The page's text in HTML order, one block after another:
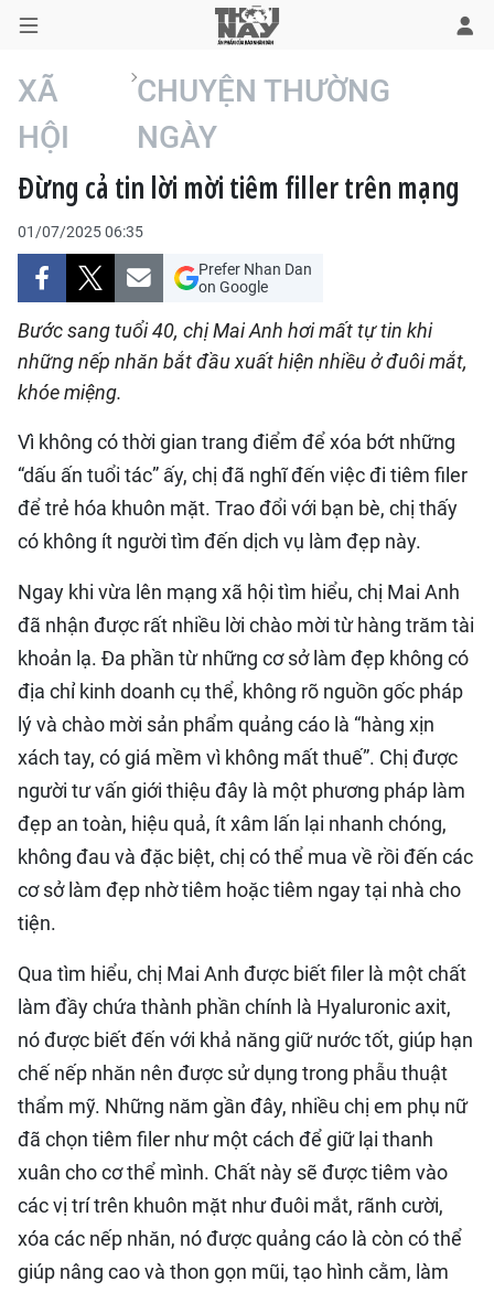
TRANG CHỦ
THỜI SỰ
CHÍNH TRỊ
XÃ HỘI
KINH TẾ
VĂN HÓA - VĂN NGHỆ
QUỐC TẾ
DU LỊCH
HỒ SƠ - TƯ LIỆU
NHÂN DÂN ĐIỆN TỬ
NHÂN DÂN HẰNG THÁNG
NHÂN DÂN CUỐI TUẦN
XÃ
HỘI
CHUYỆN THƯỜNG
NGÀY
Đừng cả tin lời mời tiêm filler trên mạng
01/07/2025 06:35
Prefer Nhan Dan
on Google
Bước sang tuổi 40, chị Mai Anh hơi mất tự tin khi
những nếp nhăn bắt đầu xuất hiện nhiều ở đuôi mắt,
khóe miệng.
Vì không có thời gian trang điểm để xóa bớt những
“dấu ấn tuổi tác” ấy, chị đã nghĩ đến việc đi tiêm filer
để trẻ hóa khuôn mặt. Trao đổi với bạn bè, chị thấy
có không ít người tìm đến dịch vụ làm đẹp này.
Ngay khi vừa lên mạng xã hội tìm hiểu, chị Mai Anh
đã nhận được rất nhiều lời chào mời từ hàng trăm tài
khoản lạ. Đa phần từ những cơ sở làm đẹp không có
địa chỉ kinh doanh cụ thể, không rõ nguồn gốc pháp
lý và chào mời sản phẩm quảng cáo là “hàng xịn
xách tay, có giá mềm vì không mất thuế”. Chị được
người tư vấn giới thiệu đây là một phương pháp làm
đẹp an toàn, hiệu quả, ít xâm lấn lại nhanh chóng,
không đau và đặc biệt, chị có thể mua về rồi đến các
cơ sở làm đẹp nhờ tiêm hoặc tiêm ngay tại nhà cho
tiện.
Qua tìm hiểu, chị Mai Anh được biết filer là một chất
làm đầy chứa thành phần chính là Hyaluronic axit,
nó được biết đến với khả năng giữ nước tốt, giúp hạn
chế nếp nhăn nên được sử dụng trong phẫu thuật
thẩm mỹ. Những năm gần đây, nhiều chị em phụ nữ
đã chọn tiêm filer như một cách để giữ lại thanh
xuân cho cơ thể mình. Chất này sẽ được tiêm vào
các vị trí trên khuôn mặt như đuôi mắt, rãnh cười,
xóa các nếp nhăn, nó được quảng cáo là còn có thể
giúp nâng cao và thon gọn mũi, tạo hình cằm, làm